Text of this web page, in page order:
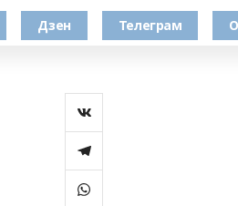
Дзен Телеграм